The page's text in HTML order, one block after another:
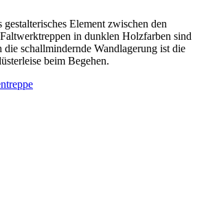
Element zwischen den
in dunklen Holzfarben sind
die schallmindernde Wandlagerung ist die
beim Begehen.